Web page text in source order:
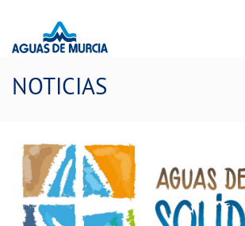
NOTICIAS